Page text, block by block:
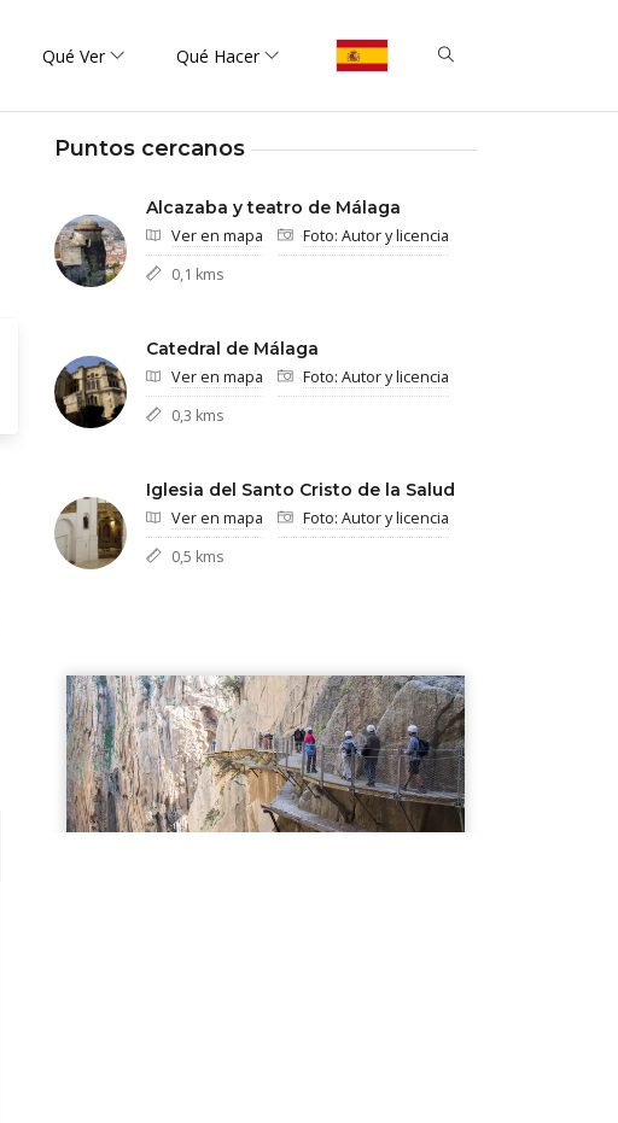
Qué Ver Qué Hacer
Puntos cercanos
Alcazaba y teatro de Málaga
Ver en mapa
Foto: Autor y licencia
0,1 kms
Catedral de Málaga
Ver en mapa
Foto: Autor y licencia
0,3 kms
Iglesia del Santo Cristo de la Salud
Ver en mapa
Foto: Autor y licencia
0,5 kms